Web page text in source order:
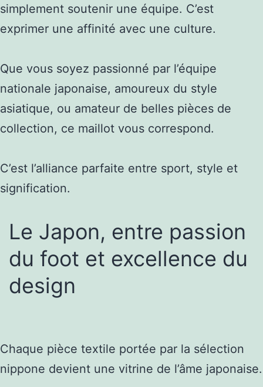
simplement soutenir une équipe. C’est
exprimer une affinité avec une culture.
Que vous soyez passionné par l’équipe
nationale japonaise, amoureux du style
asiatique, ou amateur de belles pièces de
collection, ce maillot vous correspond.
C’est l’alliance parfaite entre sport, style et
signification.
Le Japon, entre passion
du foot et excellence du
design
Chaque pièce textile portée par la sélection
nippone devient une vitrine de l’âme japonaise.